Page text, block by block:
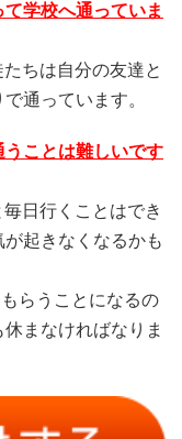
学校へ通っていま
ちは自分の友達と
通っています。
うことは難しいです
日行くことはでき
起きなくなるかも
らうことになるの
まなければなりま